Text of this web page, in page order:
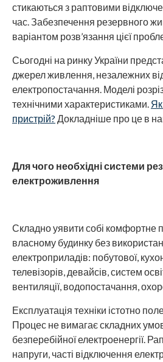
стикаються з раптовими
час. Забезпечення резервного
варіантом розв’язання цієї
Сьогодні на ринку України
джерел живлення, незалежних
електропостачання. Моделі
технічними характеристиками.
пристрій? Докладніше про це в
Для чого необхідні системи
електроживлення
Складно уявити собі комфортне
власному будинку без
електроприладів: побутової,
телевізорів, девайсів, систем
вентиляції, водопостачання,
Експлуатація техніки істотно
Процес не вимагає складних
безперебійної електроенергії.
напруги, часті відключення